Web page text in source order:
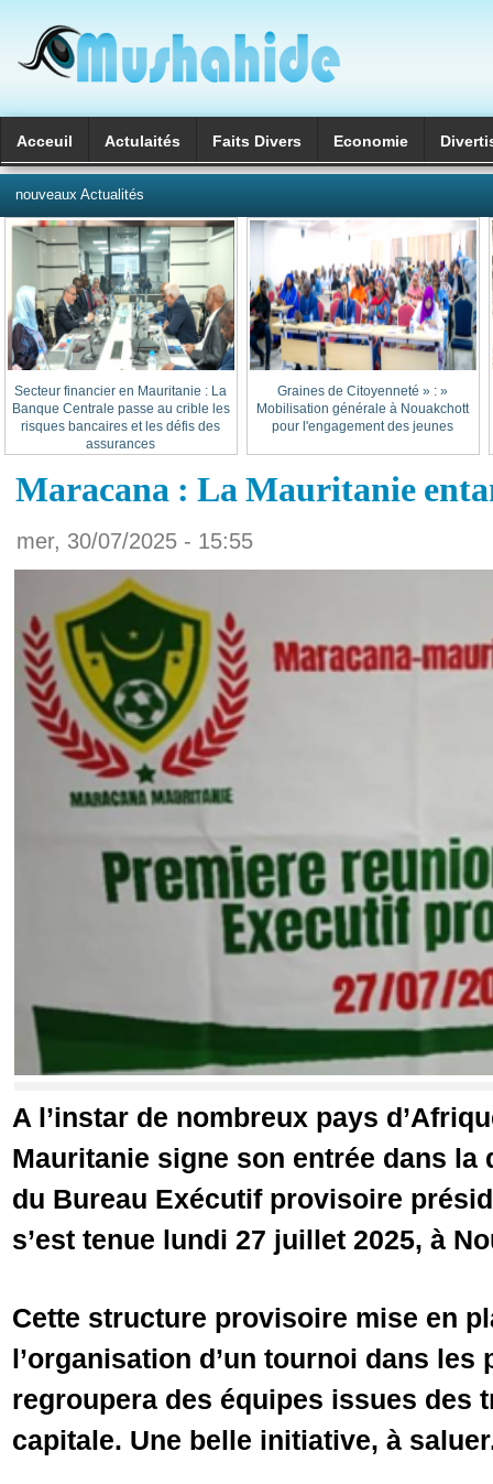
Acceuil Actulaités Faits Divers Economie
nouveaux Actualités
« Graines de Citoyenneté » :
Mobilisation générale à Nouakchott
pour l'engagement des jeunes
Secteur financier en Mauritanie : La
Banque Centrale passe au crible les
risques bancaires et les défis des
assurances
Maracana : La Mauritanie
mer, 30/07/2025 - 15:55
A l’instar de nombreux pays
Mauritanie signe son entrée dans
du Bureau Exécutif provisoire
s’est tenue lundi 27 juillet 2025, à
Cette structure provisoire mise en
l’organisation d’un tournoi dans
regroupera des équipes issues des
capitale. Une belle initiative, à